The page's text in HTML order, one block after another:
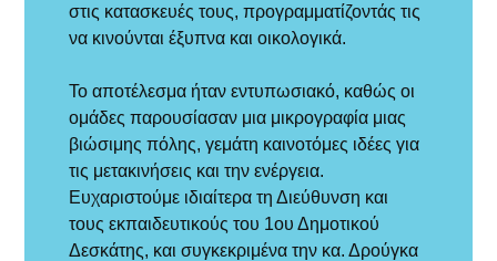
στις κατασκευές τους, προγραμματίζοντάς τις
να κινούνται έξυπνα και οικολογικά.
Το αποτέλεσμα ήταν εντυπωσιακό, καθώς οι
ομάδες παρουσίασαν μια μικρογραφία μιας
βιώσιμης πόλης, γεμάτη καινοτόμες ιδέες για
τις μετακινήσεις και την ενέργεια.
Ευχαριστούμε ιδιαίτερα τη Διεύθυνση και
τους εκπαιδευτικούς του 1ου Δημοτικού
Δεσκάτης, και συγκεκριμένα την κα. Δρούγκα